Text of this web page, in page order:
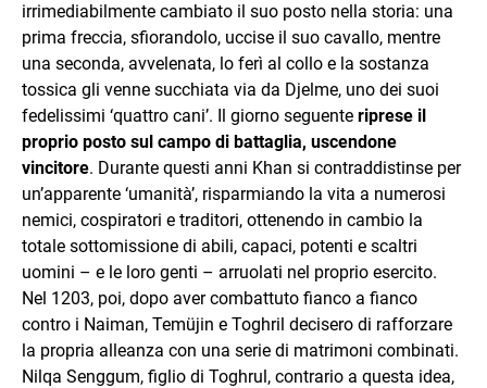
irrimediabilmente cambiato il suo posto nella storia: una
prima freccia, sfiorandolo, uccise il suo cavallo, mentre
una seconda, avvelenata, lo ferì al collo e la sostanza
tossica gli venne succhiata via da Djelme, uno dei suoi
fedelissimi ‘quattro cani’. Il giorno seguente riprese il
proprio posto sul campo di battaglia, uscendone
vincitore. Durante questi anni Khan si contraddistinse per
un’apparente ‘umanità’, risparmiando la vita a numerosi
nemici, cospiratori e traditori, ottenendo in cambio la
totale sottomissione di abili, capaci, potenti e scaltri
uomini – e le loro genti – arruolati nel proprio esercito.
Nel 1203, poi, dopo aver combattuto fianco a fianco
contro i Naiman, Temüjin e Toghril decisero di rafforzare
la propria alleanza con una serie di matrimoni combinati.
Nilqa Senggum, figlio di Toghrul, contrario a questa idea,